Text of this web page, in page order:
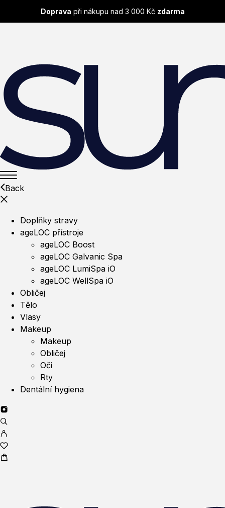
Doprava při nákupu nad 3 000 Kč zdarma
Back
Doplňky stravy
ageLOC přístroje
ageLOC Boost
ageLOC Galvanic Spa
ageLOC LumiSpa iO
ageLOC WellSpa iO
Obličej
Tělo
Vlasy
Makeup
Makeup
Obličej
Oči
Rty
Dentální hygiena